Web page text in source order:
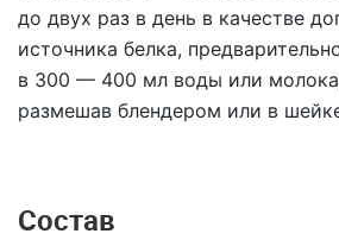
до двух раз в день в качестве
источника белка,
в 300 — 400 мл воды или
размешав блендером или в
Состав